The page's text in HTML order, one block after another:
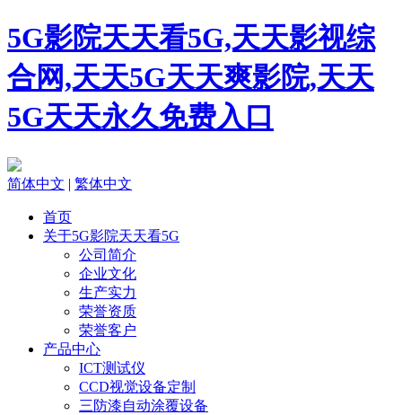
5G影院天天看5G,天天影视综
合网,天天5G天天爽影院,天天
5G天天永久免费入口
简体中文 | 繁体中文
首页
关于5G影院天天看5G
公司简介
企业文化
生产实力
荣誉资质
荣誉客户
产品中心
ICT测试仪
CCD视觉设备定制
三防漆自动涂覆设备